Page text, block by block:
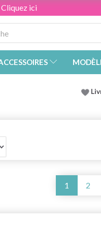
ici
1 2